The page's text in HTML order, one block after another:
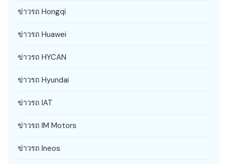
ข่าวรถ Hongqi
ข่าวรถ Huawei
ข่าวรถ HYCAN
ข่าวรถ Hyundai
ข่าวรถ IAT
ข่าวรถ IM Motors
ข่าวรถ Ineos